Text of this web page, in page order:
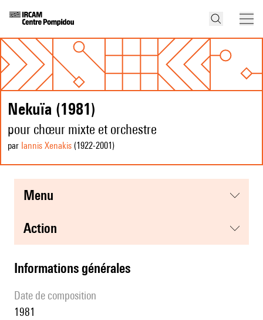
Nekuïa (1981)
pour chœur mixte et orchestre
par Iannis Xenakis (1922-2001 )
menu
action
informations générales
date de composition
1981